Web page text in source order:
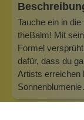
Tauche ein in
theBalm! Mit
Formel
dafür, dass du
Artists erreichen